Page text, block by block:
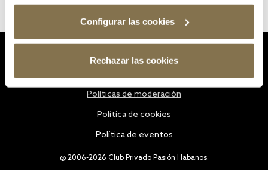
Configurar las cookies
Rechazar las cookies
@ 2006-2026 Club Privado Pasión Habanos.
Políticas de moderación
Política de cookies
Política de eventos